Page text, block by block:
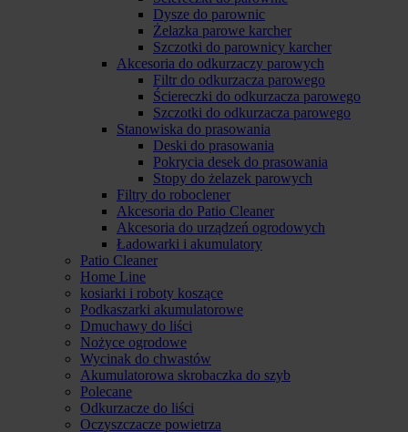
Dysze do parownic
Żelazka parowe karcher
Szczotki do parownicy karcher
Akcesoria do odkurzaczy parowych
Filtr do odkurzacza parowego
Ściereczki do odkurzacza parowego
Szczotki do odkurzacza parowego
Stanowiska do prasowania
Deski do prasowania
Pokrycia desek do prasowania
Stopy do żelazek parowych
Filtry do roboclener
Akcesoria do Patio Cleaner
Akcesoria do urządzeń ogrodowych
Ładowarki i akumulatory
Patio Cleaner
Home Line
kosiarki i roboty koszące
Podkaszarki akumulatorowe
Dmuchawy do liści
Nożyce ogrodowe
Wycinak do chwastów
Akumulatorowa skrobaczka do szyb
Polecane
Odkurzacze do liści
Oczyszczacze powietrza